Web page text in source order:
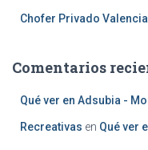
Chofer Privado Valencia
Comentarios
Qué ver en Adsubia -
Recreativas en Qué ver